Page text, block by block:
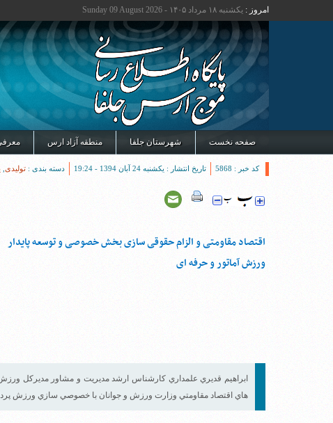
امروز : یکشنبه ۱۸ مرداد ۱۴۰۵ - Sunday 09 August 2026
صفحه نخست شهرستان جلفا منطقه آزاد ارس
کد خبر : 5868 تاریخ انتشار : یکشنبه 24 آبان 1394 - 19:24 دسته بندی : تولیدی
اقتصاد مقاومتی و الزام حقوقی سازی بخش خصوصی و توسعه پایدار
ورزش آماتور و حرفه ای
ابراهيم قديري علمداري كارشناس ارشد مديريت و مشاور مديركل
هاي اقتصاد مقاومتي وزارت ورزش و جوانان با خصوصي سازي ورزش